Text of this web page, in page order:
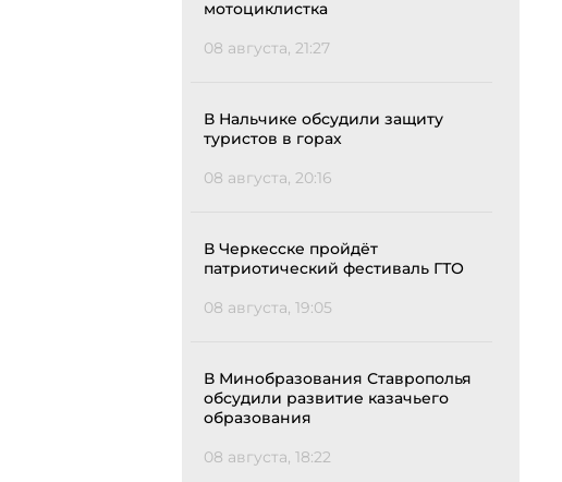
мотоциклистка
08 августа, 21:27
В Нальчике обсудили защиту
туристов в горах
08 августа, 20:16
В Черкесске пройдёт
патриотический фестиваль ГТО
08 августа, 19:05
В Минобразования Ставрополья
обсудили развитие казачьего
образования
08 августа, 18:22